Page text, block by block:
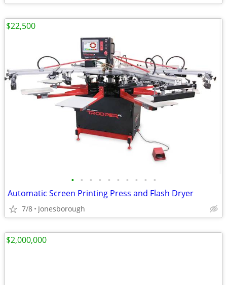
• • • • • • • • • •
Automatic Screen Printing Press and Flash Dryer
7/8 Jonesborough
$22,500
$2,000,000